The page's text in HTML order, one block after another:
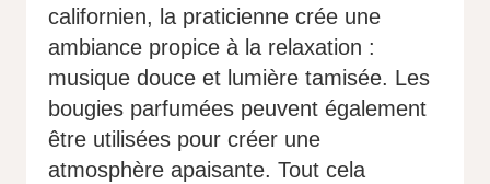
californien, la praticienne crée une
ambiance propice à la relaxation :
musique douce et lumière tamisée. Les
bougies parfumées peuvent également
être utilisées pour créer une
atmosphère apaisante. Tout cela